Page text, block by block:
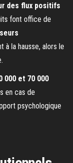
des flux positifs
font office de
à la hausse, alors le
et 70 000
en cas de
psychologique